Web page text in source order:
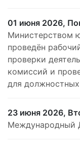
01 июня 2026,
Министерством
проведён
проверки
комиссий и
для
23 июня 2026,
Международный